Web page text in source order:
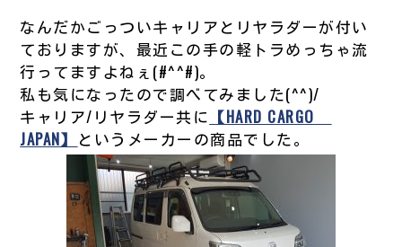
なんだかごっついキャリアとリヤラダーが付い
ておりますが、最近この手の軽トラめっちゃ流
行ってますよねぇ(#^^#)。
私も気になったので調べてみました(^^)/
キャリア/リヤラダー共に 【HARD CARGO
JAPAN】 というメーカーの商品でした。